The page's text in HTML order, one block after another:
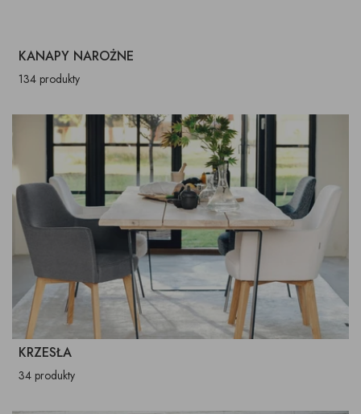
KANAPY NAROŻNE
134 produkty
KRZESŁA
34 produkty